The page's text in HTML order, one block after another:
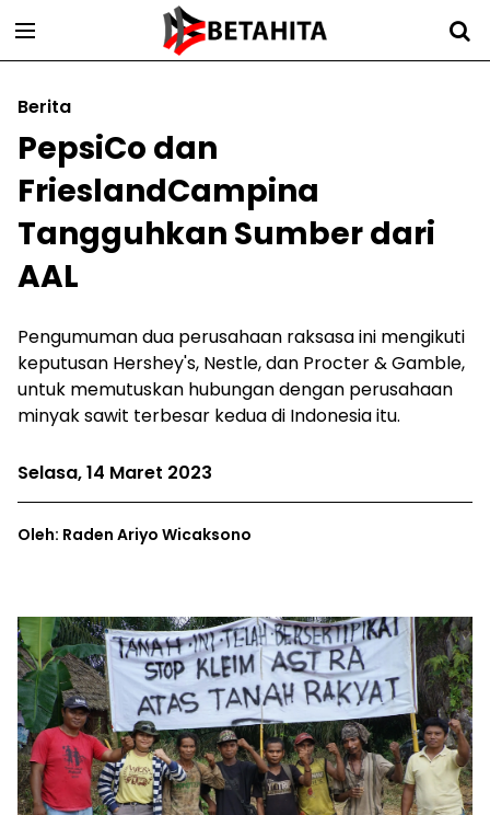
Berita
PepsiCo dan
FrieslandCampina
Tangguhkan Sumber dari
AAL
Pengumuman dua perusahaan raksasa ini mengikuti
keputusan Hershey's, Nestle, dan Procter & Gamble,
untuk memutuskan hubungan dengan perusahaan
minyak sawit terbesar kedua di Indonesia itu.
Selasa, 14 Maret 2023
Oleh: Raden Ariyo Wicaksono